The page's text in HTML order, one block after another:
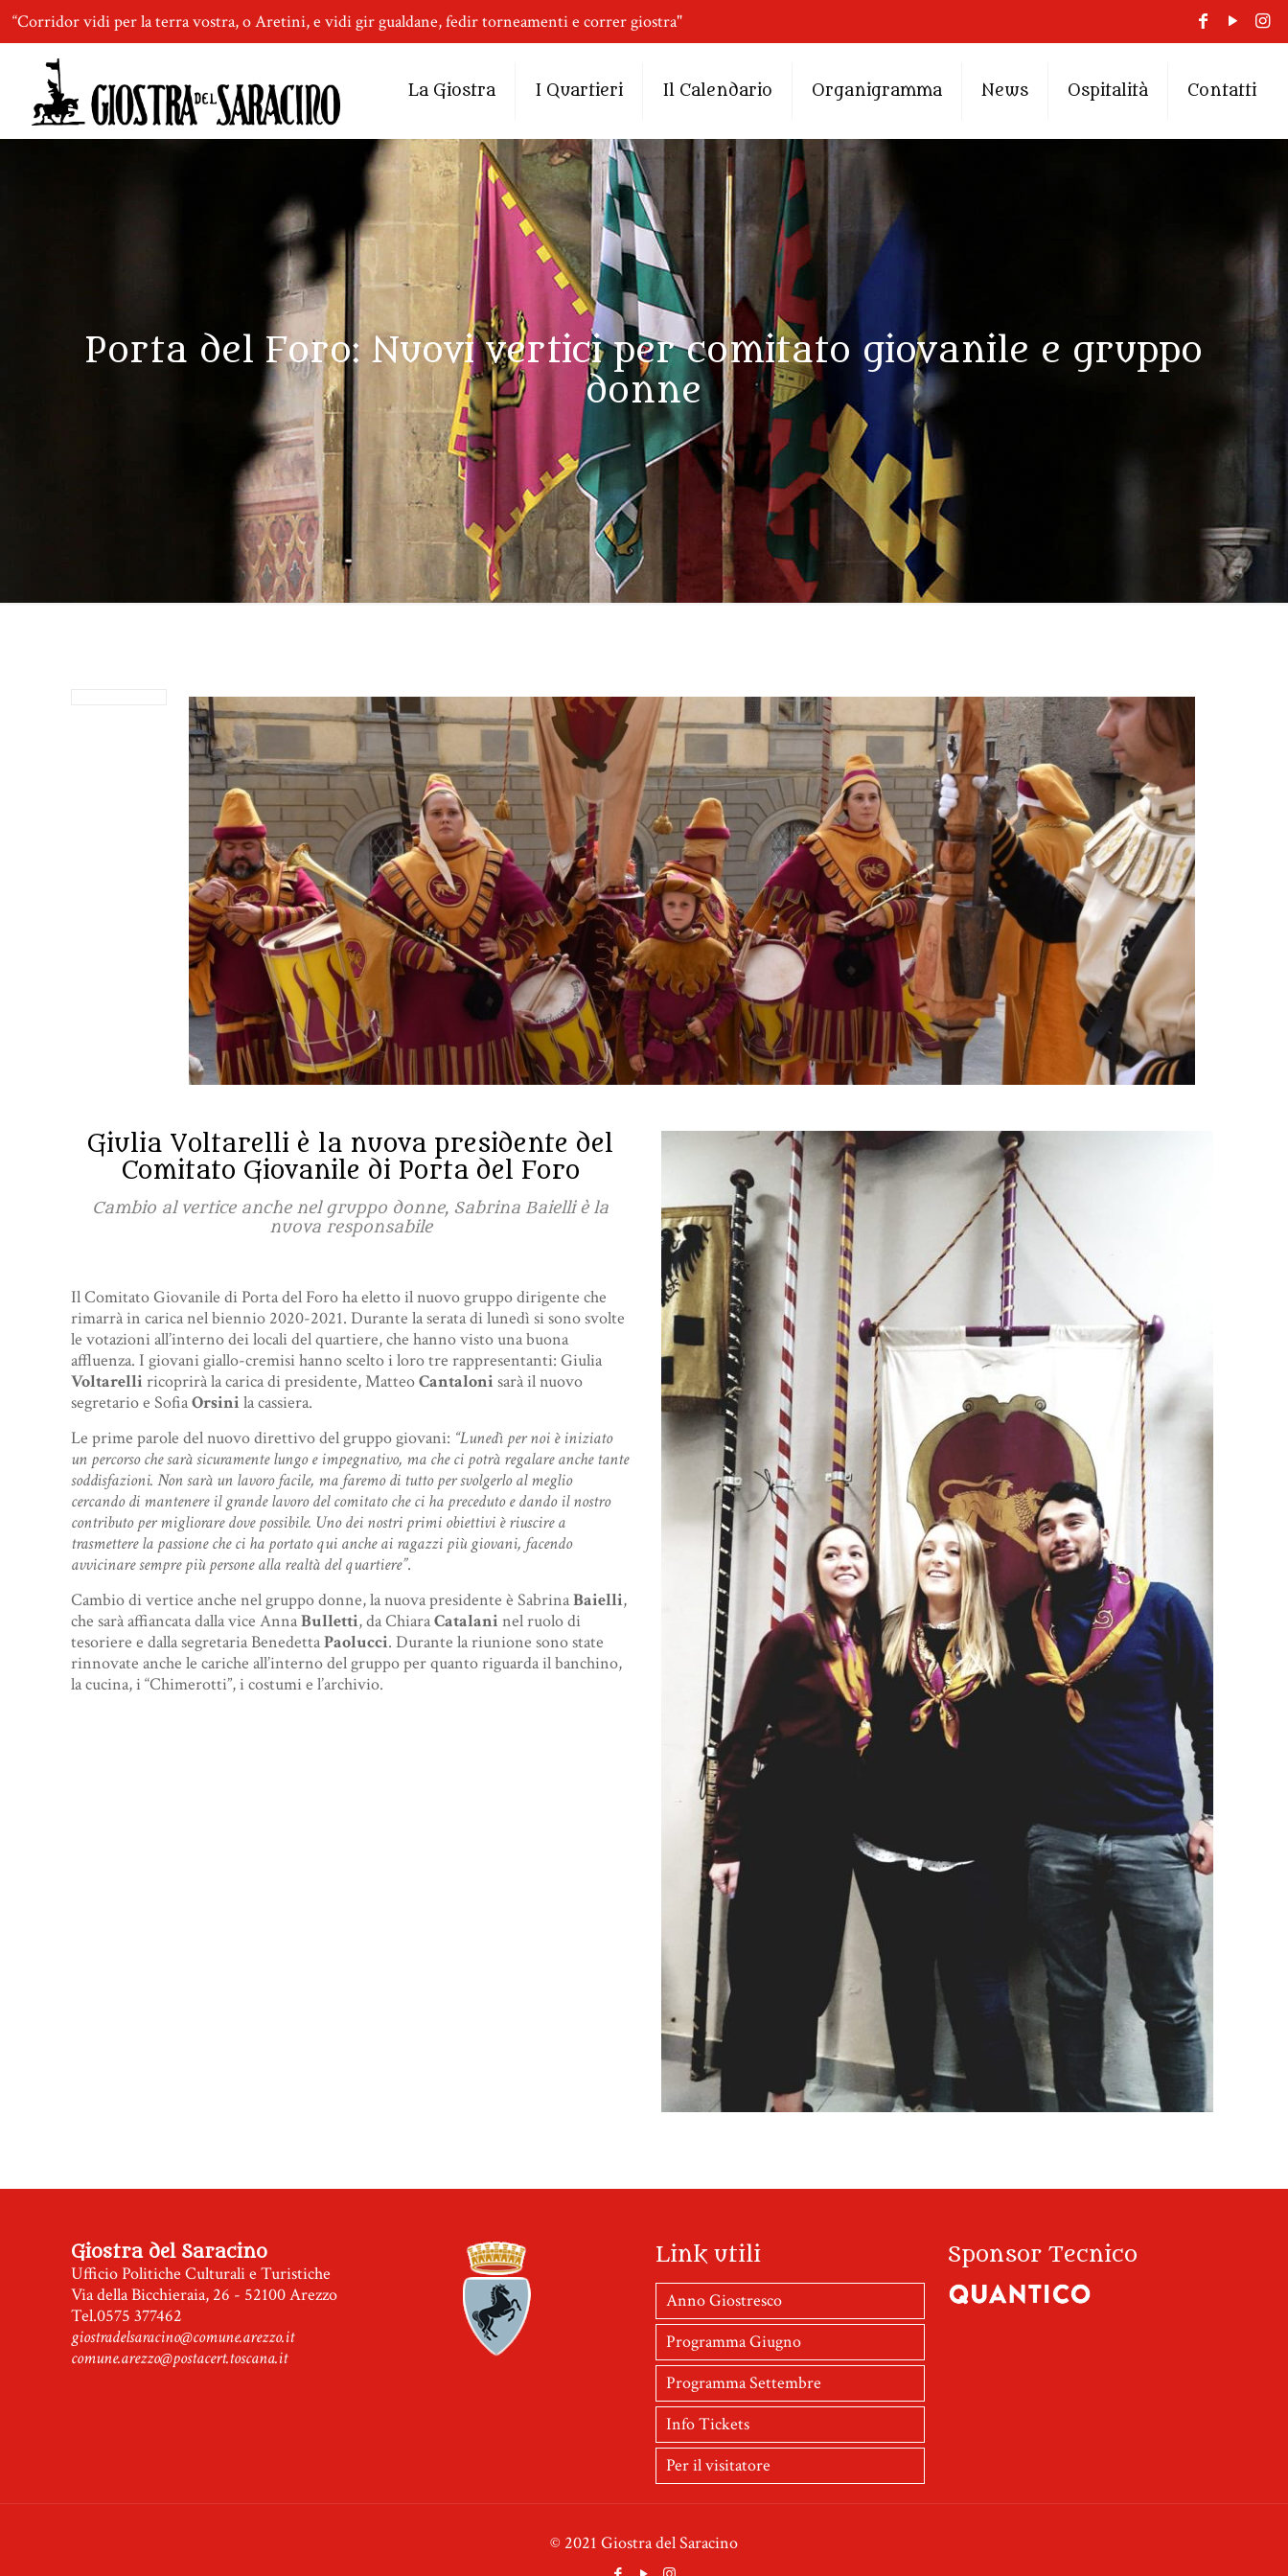
“Corridor vidi per la terra vostra, o Aretini, e vidi gir gualdane, fedir torneamenti e correr giostra"
La Giostra I Quartieri Il Calendario Organigramma News Ospitalità Contatti
Porta del Foro: Nuovi vertici per comitato giovanile e gruppo
donne
Giulia Voltarelli è la nuova presidente del
Comitato Giovanile di Porta del Foro
Cambio al vertice anche nel gruppo donne, Sabrina Baielli è la
nuova responsabile
Il Comitato Giovanile di Porta del Foro ha eletto il nuovo gruppo dirigente che
rimarrà in carica nel biennio 2020-2021. Durante la serata di lunedì si sono svolte
le votazioni all’interno dei locali del quartiere, che hanno visto una buona
affluenza. I giovani giallo-cremisi hanno scelto i loro tre rappresentanti: Giulia
Voltarelli ricoprirà la carica di presidente, MatteoCantaloni sarà il nuovo
segretario e SofiaOrsini la cassiera.
Le prime parole del nuovo direttivo del gruppo giovani: “Lunedì per noi è iniziato
un percorso che sarà sicuramente lungo e impegnativo, ma che ci potrà regalare anche tante
soddisfazioni. Non sarà un lavoro facile, ma faremo di tutto per svolgerlo al meglio
cercando di mantenere il grande lavoro del comitato che ci ha preceduto e dando il nostro
contributo per migliorare dove possibile. Uno dei nostri primi obiettivi è riuscire a
trasmettere la passione che ci ha portato qui anche ai ragazzi più giovani, facendo
avvicinare sempre più persone alla realtà del quartiere”.
Cambio di vertice anche nel gruppo donne, la nuova presidente è SabrinaBaielli,
che sarà affiancata dalla vice AnnaBulletti, da ChiaraCatalani nel ruolo di
tesoriere e dalla segretaria BenedettaPaolucci. Durante la riunione sono state
rinnovate anche le cariche all’interno del gruppo per quanto riguarda il banchino,
la cucina, i “Chimerotti”, i costumi e l’archivio.
Giostra del Saracino
Ufficio Politiche Culturali e Turistiche
Via della Bicchieraia, 26 - 52100 Arezzo
Tel.0575 377462
giostradelsaracino@comune.arezzo.it
comune.arezzo@postacert.toscana.it
Link utili
Anno Giostresco
Programma Giugno
Programma Settembre
Info Tickets
Per il visitatore
Sponsor Tecnico
© 2021 Giostra del Saracino